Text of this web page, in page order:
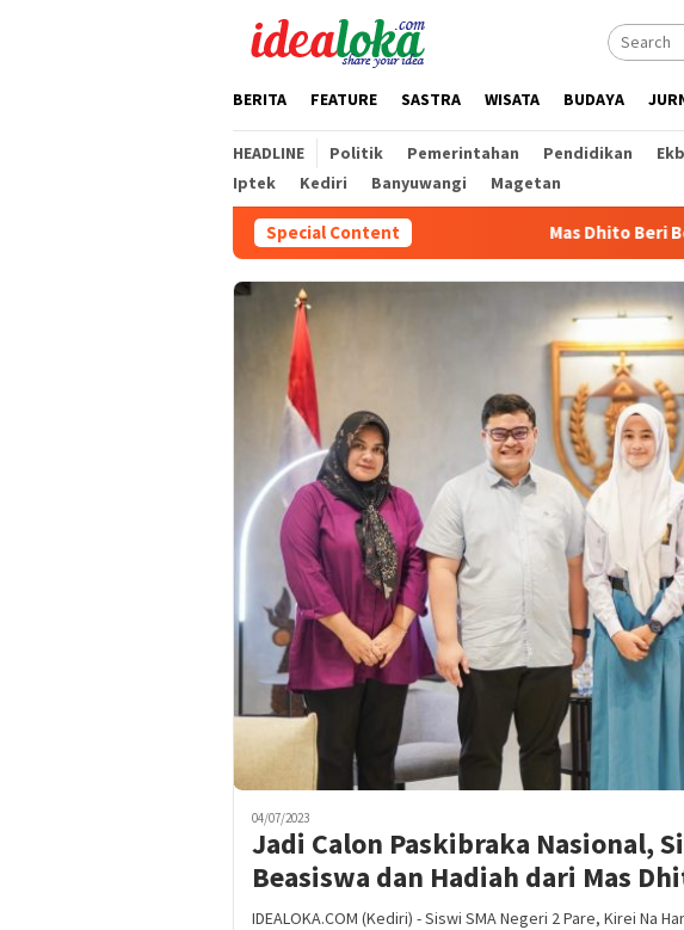
BERITA FEATURE SASTRA WISATA BUDAYA
HEADLINE Politik Pemerintahan Pendidikan
Iptek
Kediri Banyuwangi Magetan
Special Content Mas Dhito Beri Beasiswa Siswa
04/07/2023
Jadi Calon Paskibraka Nasional,
Beasiswa dan Hadiah dari Mas
IDEALOKA.COM (Kediri) - Siswi SMA Negeri 2 Pare, Kirei Na